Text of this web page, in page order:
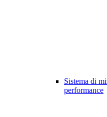
Sistema di
performance